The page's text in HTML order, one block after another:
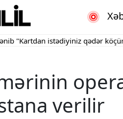
istədiyiniz qədər köçürmə
verilir